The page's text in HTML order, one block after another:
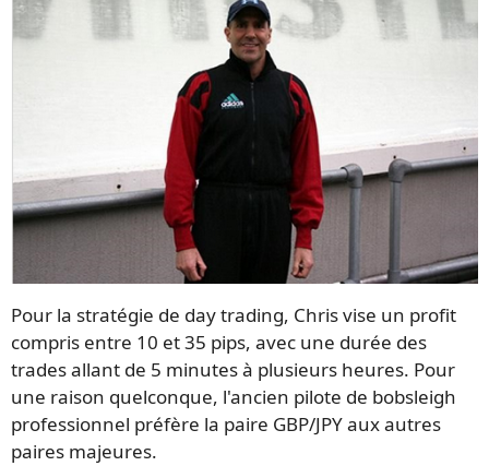
Pour la stratégie de day trading, Chris vise un profit
compris entre 10 et 35 pips, avec une durée des
trades allant de 5 minutes à plusieurs heures. Pour
une raison quelconque, l'ancien pilote de bobsleigh
professionnel préfère la paire GBP/JPY aux autres
paires majeures.